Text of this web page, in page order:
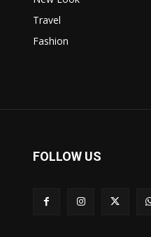
Travel
Fashion
FOLLOW US